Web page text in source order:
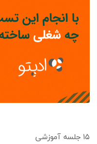
۱۵ جلسه آموزشی